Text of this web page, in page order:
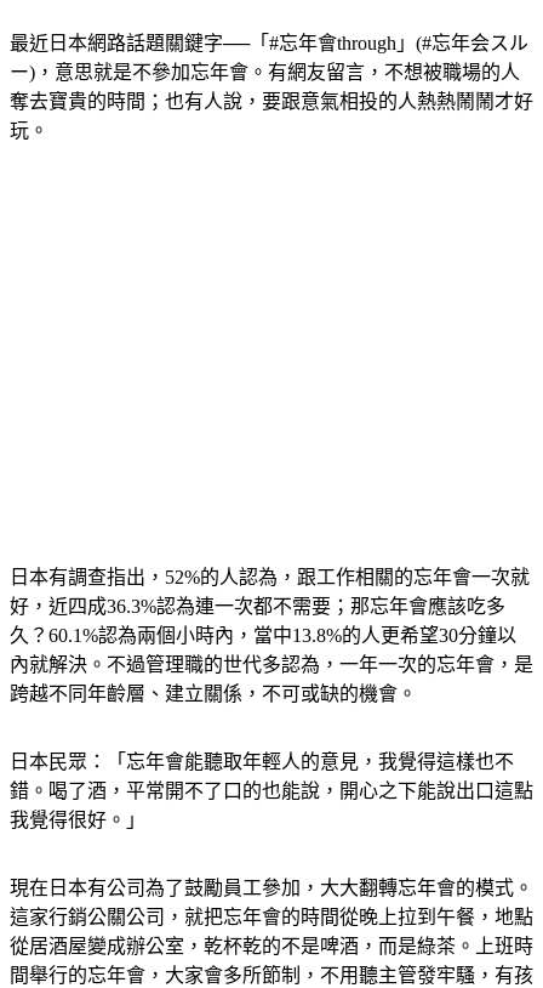
最近日本網路話題關鍵字──「#忘年會through」(#忘年会スル
ー)，意思就是不參加忘年會。有網友留言，不想被職場的人
奪去寶貴的時間；也有人說，要跟意氣相投的人熱熱鬧鬧才好
玩。
日本有調查指出，52%的人認為，跟工作相關的忘年會一次就
好，近四成36.3%認為連一次都不需要；那忘年會應該吃多
久？60.1%認為兩個小時內，當中13.8%的人更希望30分鐘以
內就解決。不過管理職的世代多認為，一年一次的忘年會，是
跨越不同年齡層、建立關係，不可或缺的機會。
日本民眾：「忘年會能聽取年輕人的意見，我覺得這樣也不
錯。喝了酒，平常開不了口的也能說，開心之下能說出口這點
我覺得很好。」
現在日本有公司為了鼓勵員工參加，大大翻轉忘年會的模式。
這家行銷公關公司，就把忘年會的時間從晚上拉到午餐，地點
從居酒屋變成辦公室，乾杯乾的不是啤酒，而是綠茶。上班時
間舉行的忘年會，大家會多所節制，不用聽主管發牢騷，有孩